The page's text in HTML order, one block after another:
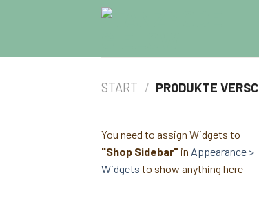
START / PRODUKTE
You need to assign Widgets to
"Shop Sidebar" in Appearance >
Widgets to show anything here